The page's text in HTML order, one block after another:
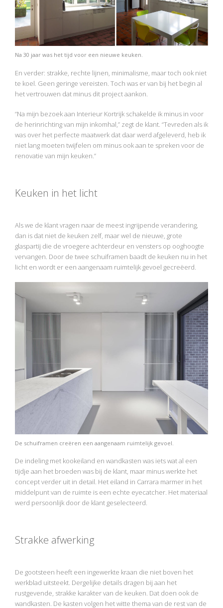
Na 30 jaar was het tijd voor een nieuwe keuken.
En verder: strakke, rechte lijnen, minimalisme, maar toch ook niet
te koel. Geen geringe vereisten. Toch was er van bij het begin al
het vertrouwen dat minus dit project aankon.
“Na mijn bezoek aan Interieur Kortrijk schakelde ik minus in voor
de herinrichting van mijn inkomhal,” zegt de klant. “Tevreden als ik
was over het perfecte maatwerk dat daar werd afgeleverd, heb ik
niet lang moeten twijfelen om minus ook aan te spreken voor de
renovatie van mijn keuken.”
Keuken in het licht
Als we de klant vragen naar de meest ingrijpende verandering,
dan is dat niet de keuken zelf, maar wel de nieuwe, grote
glaspartij die de vroegere achterdeur en vensters op ooghoogte
vervangen. Door de twee schuiframen baadt de keuken nu in het
licht en wordt er een aangenaam ruimtelijk gevoel gecreëerd.
De schuiframen creëren een aangenaam ruimtelijk gevoel.
De indeling met kookeiland en wandkasten was iets wat al een
tijdje aan het broeden was bij de klant, maar minus werkte het
concept verder uit in detail. Het eiland in Carrara marmer in het
middelpunt van de ruimte is een echte eyecatcher. Het materiaal
werd persoonlijk door de klant geselecteerd.
Strakke afwerking
De gootsteen heeft een ingewerkte kraan die niet boven het
werkblad uitsteekt. Dergelijke details dragen bij aan het
rustgevende, strakke karakter van de keuken. Dat doen ook de
wandkasten. De kasten volgen het witte thema van de rest van de